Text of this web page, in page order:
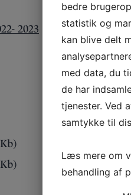
2023
bedre
statistik og
kan blive delt
med data, du
de har
tjenester. Ved
samtykke til
Læs mere om
behandling af